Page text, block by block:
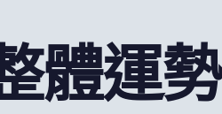
體運勢